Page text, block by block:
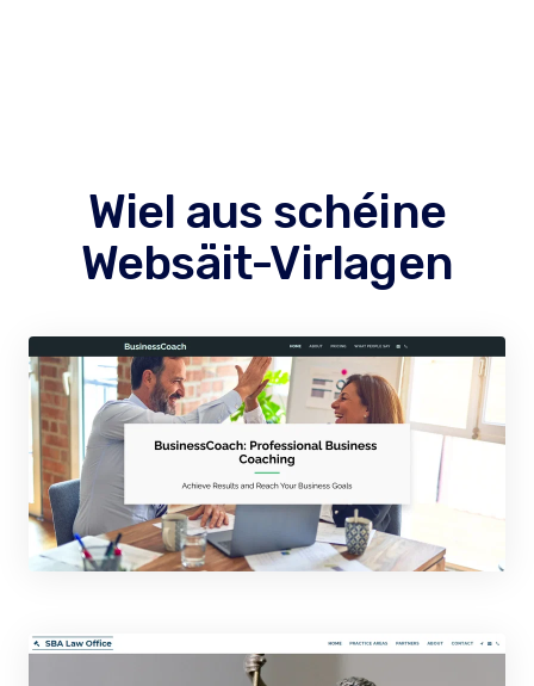
Wiel aus schéine
Websäit-Virlagen